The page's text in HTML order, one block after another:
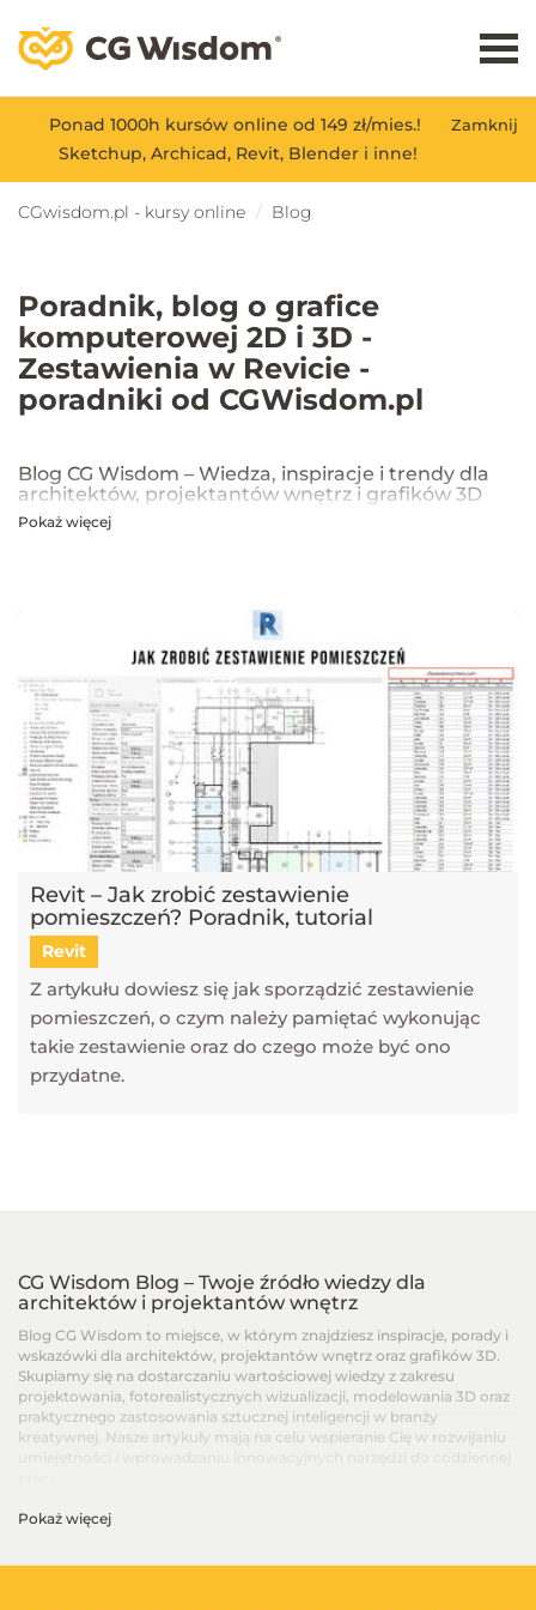
Zamknij
Ponad 1000h kursów online od 149 zł/mies.!
Sketchup, Archicad, Revit, Blender i inne!
CGwisdom.pl - kursy online Blog
Poradnik, blog o grafice
komputerowej 2D i 3D -
Zestawienia w Revicie -
poradniki od CGWisdom.pl
Blog CG Wisdom – Wiedza, inspiracje i trendy dla
architektów, projektantów wnętrz i grafików 3D
Na blogu CG Wisdom znajdziesz praktyczne porady, inspiracje oraz
które pomagają tworzyć profesjonalne i fotorealistyczne wizualizacje.
Dowiesz się również, jak sztuczna inteligencja zmienia pracę
projektantów, jakie są najlepsze praktyki w renderingu oraz jak
optymalizować proces projektowy. Śledź nasz blog, aby pozostać na
bieżąco z technologią i rozwijać swoje umiejętności w projektowaniu
przestrzeni i wizualizacji 3D!
Pokaż więcej
Revit – Jak zrobić zestawienie
pomieszczeń? Poradnik, tutorial
Revit
Z artykułu dowiesz się jak sporządzić zestawienie
pomieszczeń, o czym należy pamiętać wykonując
takie zestawienie oraz do czego może być ono
przydatne.
CG Wisdom Blog – Twoje źródło wiedzy dla
architektów i projektantów wnętrz
Blog CG Wisdom to miejsce, w którym znajdziesz inspiracje, porady i
wskazówki dla architektów, projektantów wnętrz oraz grafików 3D.
Skupiamy się na dostarczaniu wartościowej wiedzy z zakresu
projektowania, fotorealistycznych wizualizacji, modelowania 3D oraz
praktycznego zastosowania sztucznej inteligencji w branży
kreatywnej. Nasze artykuły mają na celu wspieranie Cię w rozwijaniu
Artykuły dla architektów i projektantów wnętrz –
Pokaż więcej